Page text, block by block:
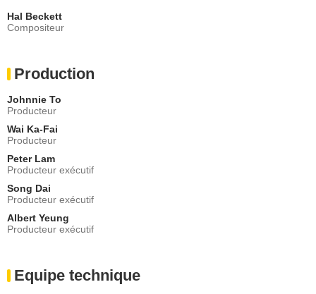
Hal Beckett
Compositeur
Production
Johnnie To
Producteur
Wai Ka-Fai
Producteur
Peter Lam
Producteur exécutif
Song Dai
Producteur exécutif
Albert Yeung
Producteur exécutif
Equipe technique